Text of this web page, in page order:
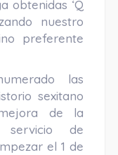
obtenidas ‘Q
nuestro
preferente
las
sexitano
de la
de
el 1 de